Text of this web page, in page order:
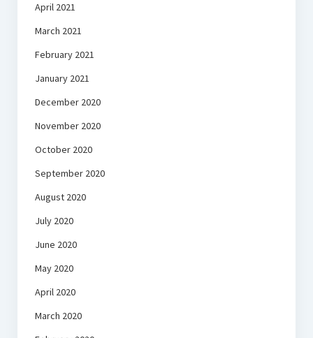
April 2021
March 2021
February 2021
January 2021
December 2020
November 2020
October 2020
September 2020
August 2020
July 2020
June 2020
May 2020
April 2020
March 2020